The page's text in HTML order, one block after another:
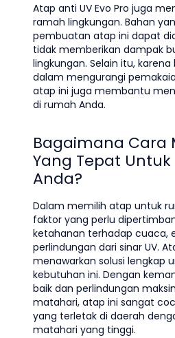
Atap anti UV Evo Pro juga
ramah lingkungan. Bahan
pembuatan atap ini dapat
tidak memberikan dampak
lingkungan. Selain itu,
dalam mengurangi
atap ini juga membantu
di rumah Anda.
Bagaimana Cara
Yang Tepat
Anda?
Dalam memilih atap untuk
faktor yang perlu
ketahanan terhadap cuaca,
perlindungan dari sinar UV.
menawarkan solusi lengkap
kebutuhan ini. Dengan
baik dan perlindungan
matahari, atap ini sangat
yang terletak di daerah
matahari yang tinggi.